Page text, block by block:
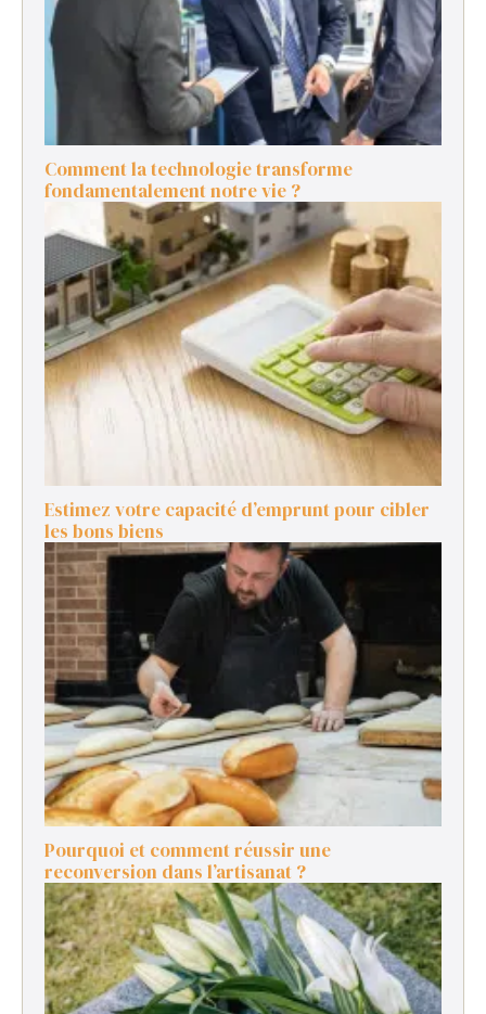
Comment la technologie transforme
fondamentalement notre vie ?
Estimez votre capacité d’emprunt pour cibler
les bons biens
Pourquoi et comment réussir une
reconversion dans l’artisanat ?